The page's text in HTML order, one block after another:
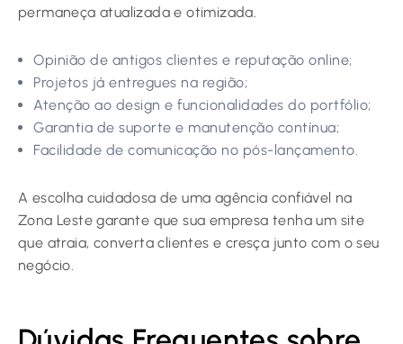
permaneça atualizada e otimizada.
Opinião de antigos clientes e reputação online;
Projetos já entregues na região;
Atenção ao design e funcionalidades do portfólio;
Garantia de suporte e manutenção contínua;
Facilidade de comunicação no pós-lançamento.
A escolha cuidadosa de uma agência confiável na
Zona Leste garante que sua empresa tenha um site
que atraia, converta clientes e cresça junto com o seu
negócio.